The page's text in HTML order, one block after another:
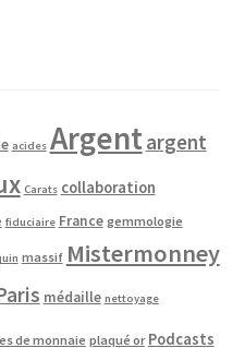
acides Argentargent
Carats collaboration
fiduciaire France gemmologie
massif Mistermonney
médaille nettoyage
de monnaie plaqué or Podcasts